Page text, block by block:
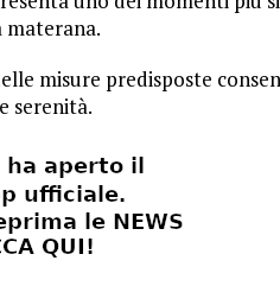
misure predisposte
serenità.